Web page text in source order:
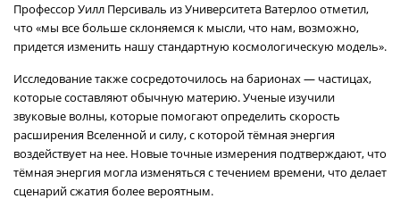
Профессор Уилл Персиваль из Университета Ватерлоо отметил,
что «мы все больше склоняемся к мысли, что нам, возможно,
придется изменить нашу стандартную космологическую модель».
Исследование также сосредоточилось на барионах — частицах,
которые составляют обычную материю. Ученые изучили
звуковые волны, которые помогают определить скорость
расширения Вселенной и силу, с которой тёмная энергия
воздействует на нее. Новые точные измерения подтверждают, что
тёмная энергия могла изменяться с течением времени, что делает
сценарий сжатия более вероятным.